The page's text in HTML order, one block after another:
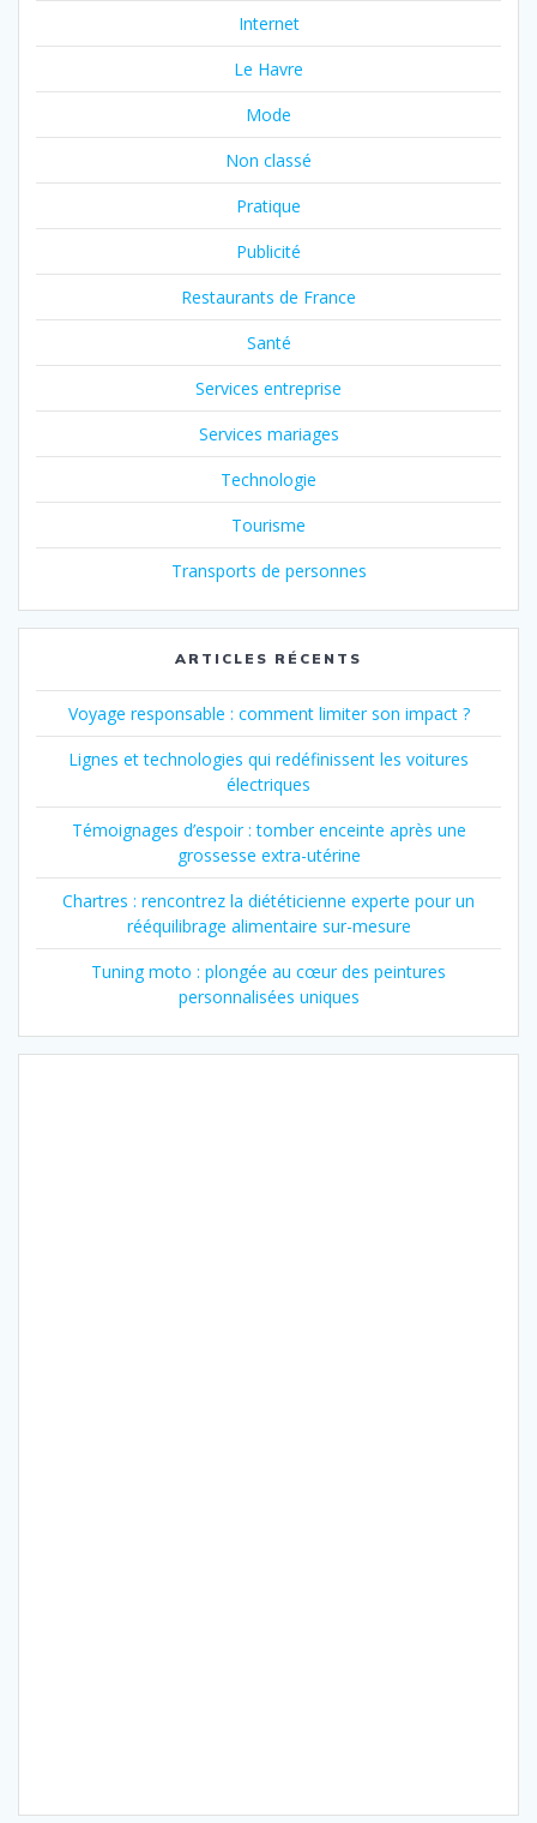
Internet
Le Havre
Mode
Non classé
Pratique
Publicité
Restaurants de France
Santé
Services entreprise
Services mariages
Technologie
Tourisme
Transports de personnes
ARTICLES RÉCENTS
Voyage responsable : comment limiter son impact ?
Lignes et technologies qui redéfinissent les voitures
électriques
Témoignages d’espoir : tomber enceinte après une
grossesse extra-utérine
Chartres : rencontrez la diététicienne experte pour un
rééquilibrage alimentaire sur-mesure
Tuning moto : plongée au cœur des peintures
personnalisées uniques